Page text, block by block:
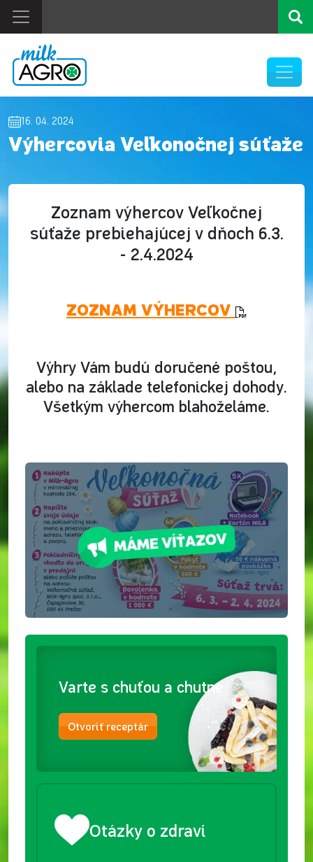
16. 04. 2024
Výhercovia Veľkonočnej súťaže
Zoznam výhercov Veľkočnej
súťaže prebiehajúcej v dňoch 6.3.
- 2.4.2024
ZOZNAM VÝHERCOV
Výhry Vám budú doručené poštou,
alebo na základe telefonickej dohody.
Všetkým výhercom blahoželáme.
Varte s chuťou a chutne
Otvoriť receptár
Otázky o zdraví